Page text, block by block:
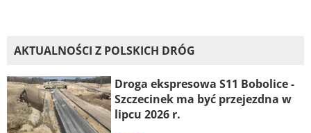
AKTUALNOŚCI Z POLSKICH DRÓG
Droga ekspresowa S11 Bobolice -
Szczecinek ma być przejezdna w
lipcu 2026 r.